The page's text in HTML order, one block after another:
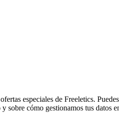
especiales de Freeletics.
sobre cómo gestionamos tus datos